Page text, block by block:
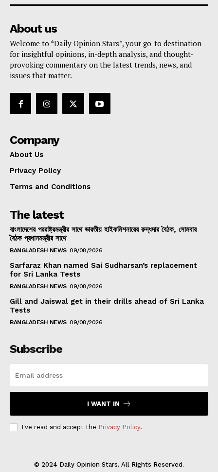
About us
Welcome to *Daily Opinion Stars*, your go-to destination
for insightful opinions, in-depth analysis, and thought-
provoking commentary on the latest trends, news, and
issues that matter.
Company
About Us
Privacy Policy
Terms and Conditions
The latest
বাংলাদেশের পররাষ্ট্রমন্ত্রীর সাথে ভারতীয় হাইকমিশনারের রুদ্ধদার বৈঠক, সোমবার
বৈঠক প্রধানমন্ত্রীর সাথে
BANGLADESH NEWS 09/08/2026
Sarfaraz Khan named Sai Sudharsan’s replacement
for Sri Lanka Tests
BANGLADESH NEWS 09/08/2026
Gill and Jaiswal get in their drills ahead of Sri Lanka
Tests
BANGLADESH NEWS 09/08/2026
Subscribe
I WANT IN
I've read and accept the Privacy Policy.
© 2024 Daily Opinion Stars. All Rights Reserved.